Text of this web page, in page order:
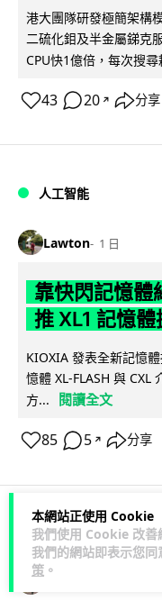
本網站正使用 Cookie
我們使用 Cookie 改善
我們的網站即表示您同
策 。
港大團隊研發極簡架構
二硫化鉬及半金屬銻克
CPU快1億倍，每次搜
43 20 ↗ 分享
人工智能
Lawton 1 日
靠快閃記憶體
推 XL1 記憶體
KIOXIA 發表全新記憶
憶體 XL-FLASH 與 CXL
方...
閱讀全文
85 5 ↗ 分享
商業科技 資訊保安
Lawton